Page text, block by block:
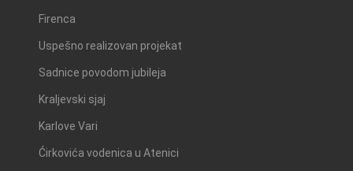
Firenca
Uspešno realizovan projekat
Sadnice povodom jubileja
Kraljevski sjaj
Karlove Vari
Ćirkovića vodenica u Atenici